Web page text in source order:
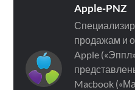
Apple-PNZ
продажам и
Apple
Macbook